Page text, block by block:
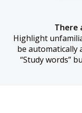
There
Highlight
be automatically
“Study words”